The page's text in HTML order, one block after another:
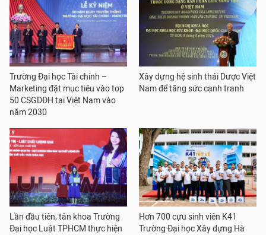
Trường Đại học Tài chính –
Marketing đặt mục tiêu vào top
50 CSGDĐH tại Việt Nam vào
năm 2030
Xây dựng hệ sinh thái Dược Việt
Nam để tăng sức cạnh tranh
Lần đầu tiên, tân khoa Trường
Đại học Luật TPHCM thực hiện
Hơn 700 cựu sinh viên K41
Trường Đại học Xây dựng Hà